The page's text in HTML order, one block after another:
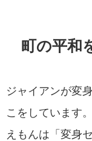
町の平和
ジャイアンが変
こをしています
えもんは「変身